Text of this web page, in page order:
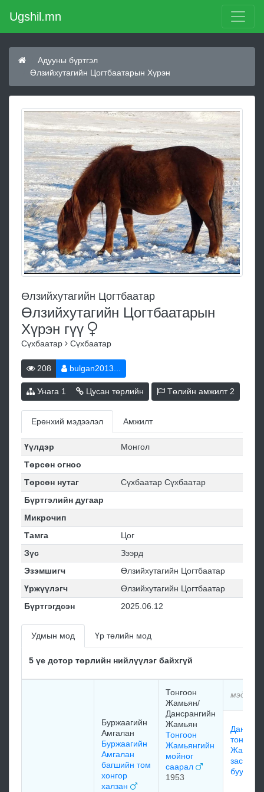
Ugshil.mn
Адууны бүртгэл
Өлзийхутагийн Цогтбаатарын Хүрэн
Өлзийхутагийн Цогтбаатар
Өлзийхутагийн Цогтбаатарын
Хүрэн гүү
Сүхбаатар Сүхбаатар
208 bulgan2013...
Унага 1 Цусан төрлийн Төлийн амжилт2
Ерөнхий мэдээлэл Амжилт
Үүлдэр
Монгол
Төрсөн огноо
Төрсөн нутаг
Сүхбаатар Сүхбаатар
Бүртгэлийн дугаар
Микрочип
Тамга
Цог
Зүс
Зээрд
Эзэмшигч
Өлзийхутагийн Цогтбаатар
Үржүүлэгч
Өлзийхутагийн Цогтбаатар
Бүртгэгдсэн
2025.06.12
Удмын мод Үр төлийн мод
5 үе дотор төрлийн нийлүүлэг байхгүй
Буржаагийн
Амгалан
Буржаагийн
Амгалан
багшийн том
хонгор
халзан
Тонгоон
Жамьян/
Дансрангийн
Жамьян
Тонгоон
Жамьянгийн
мойног
саарал
1953
тонгоон
застав
буурал